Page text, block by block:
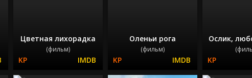
Цветная лихорадка
(фильм)
Оленьи рога
(фильм)
Ослик,